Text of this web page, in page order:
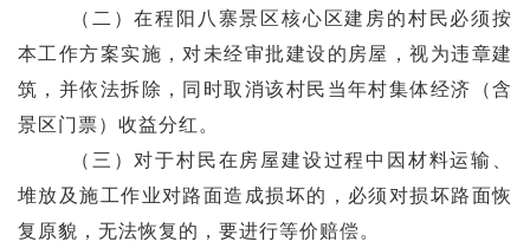
（二）在程阳八寨景区核心区建房的村民必须按
本工作方案实施， 对未经审批建设的房屋 ，视为违章建
筑，并依法拆除， 同时取消该村民 当年村集体经济（含
景区门票）收益分红 。
（三）对于村民在房屋建设过程中因材料运输、
堆放及施工作业对路面造成损坏的，必须对损坏路面恢
复原貌，无法恢复的，要进行等价赔偿。